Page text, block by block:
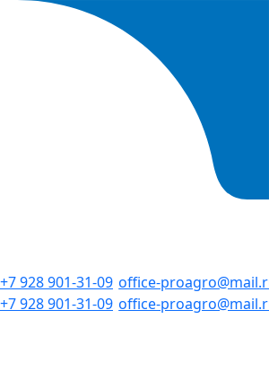
+7 928 901-31-09
+7 928 901-31-09
office-
office-